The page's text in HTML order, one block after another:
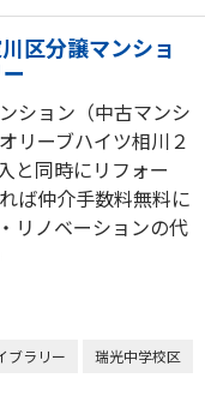
区分譲マンショ
ション（中古マンシ
リーブハイツ相川２
と同時にリフォー
ば仲介手数料無料に
リノベーションの代
ブラリー
瑞光中学校区